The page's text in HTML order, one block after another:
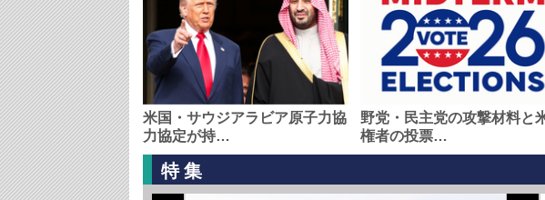
米国・サウジアラビア原子力協
力協定が持…
野党・民主党の攻撃材料と
権者の投票…
特集